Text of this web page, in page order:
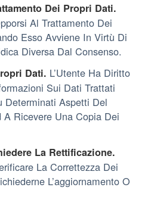
Dei Propri Dati.
Al Trattamento Dei
Esso Avviene In Virtù Di
Diversa Dal Consenso.
Dati. L’Utente Ha Diritto
Sui Dati Trattati
Determinati Aspetti Del
A Ricevere Una Copia Dei
La Rettificazione.
La Correttezza Dei
L’aggiornamento O